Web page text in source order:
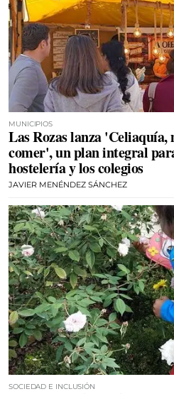
MUNICIPIOS
Las Rozas lanza 'Celiaquía,
comer', un plan integral
hostelería y los colegios
JAVIER MENÉNDEZ SÁNCHEZ
SOCIEDAD E INCLUSIÓN